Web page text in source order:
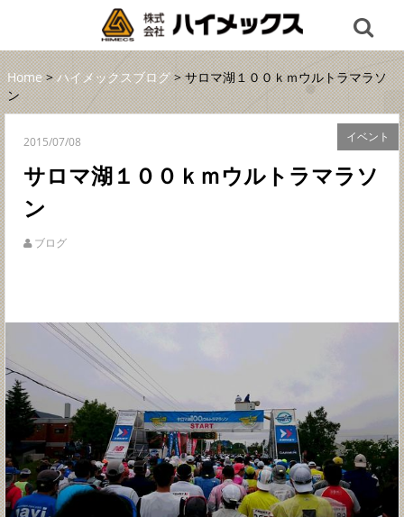
Home>ハイメックスブログ> サロマ湖１００ｋｍウルトラマラソ
ン
イベント
2015/07/08
サロマ湖１００ｋｍウルトラマラソ
ン
ブログ